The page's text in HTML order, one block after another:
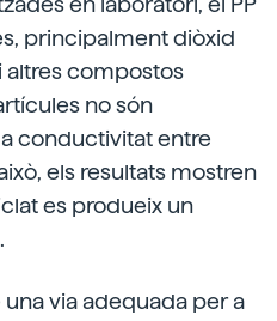
principalment diòxid
altres compostos
no són
conductivitat entre
els resultats mostren
es produeix un
via adequada per a